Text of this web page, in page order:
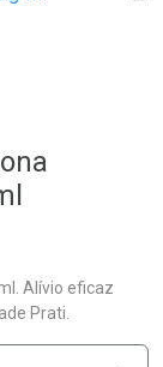
Alívio eficaz
Prati.